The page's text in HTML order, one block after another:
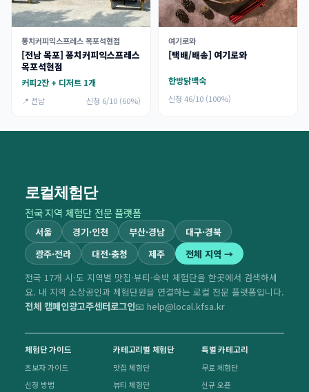
퐁치커피익스프레스 목포석현점
[전남 목포] 퐁치커피익스프레스
목포석현점
커피2잔 + 디저트 1개
📍 전남 신청 6/10 (60%)
여기로와
[택배/배송] 여기로와
한방닭백숙
신청 46/10 (100%)
로컬체험단
전국 지역 체험단 전문 플랫폼
서울 경기·인천 부산·경남
대구·경북
광주·전라
대전·충청 제주
전체 지역 →
전국 17개 시·도 지역별 맛집·뷰티·숙박 체험단을 한곳에서 검색하세
요. 내 지역 소상공인과 체험단원을 연결하는 로컬 전문 플랫폼입니다.
전체 캠페인광고주센터로그인📧 help@local.kfsa.kr
체험단 가이드
초보자 가이드
신청 방법
카테고리별 체험단
맛집 체험단
뷰티 체험단
특별 카테고리
무료 체험단
신규 오픈